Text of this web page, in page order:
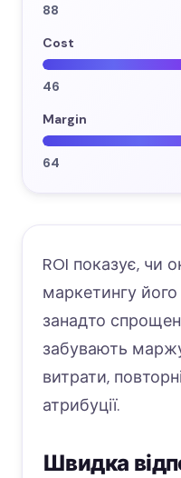
88
Cost
46
Margin
64
ROI показує, чи
маркетингу
занадто
забувають
витрати,
атрибуції.
Швидка